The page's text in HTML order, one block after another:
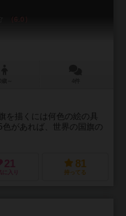
6.0
描くには何色の絵の具
があれば、世界の国旗の
21
に入り
81
持ってる